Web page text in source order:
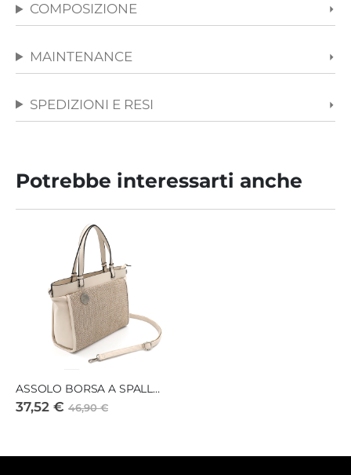
COMPOSIZIONE
MAINTENANCE
SPEDIZIONI E RESI
Potrebbe interessarti anche
ASSOLO BORSA A SPALLA MEDIA
37,52 € 46,90 €